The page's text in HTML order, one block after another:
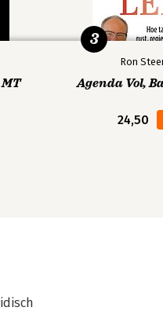
Ron
Agenda Vol,
24,50
3